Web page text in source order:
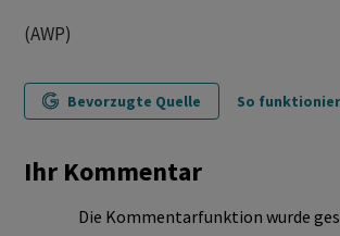
(AWP)
Bevorzugte Quelle So
Ihr Kommentar
Die Kommentarfunktion wurde